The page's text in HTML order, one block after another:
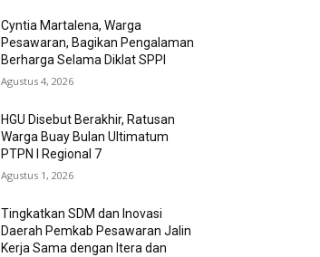
Cyntia Martalena, Warga
Pesawaran, Bagikan Pengalaman
Berharga Selama Diklat SPPI
Agustus 4, 2026
HGU Disebut Berakhir, Ratusan
Warga Buay Bulan Ultimatum
PTPN I Regional 7
Agustus 1, 2026
Tingkatkan SDM dan Inovasi
Daerah Pemkab Pesawaran Jalin
Kerja Sama dengan Itera dan